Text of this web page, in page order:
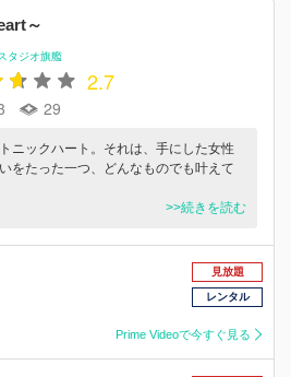
～
タジオ旗艦
2.7
29
ニックハート。それは、手にした女性
をたった一つ、どんなものでも叶えて
>>続きを読む
見放題
レンタル
Prime Videoで今すぐ見る